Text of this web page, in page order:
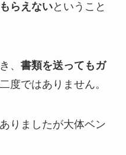
らえないということ
、 書類を送ってもガ
度ではありません。
りましたが大体ベン